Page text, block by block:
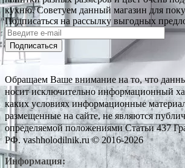
кухню. Советуем данный магазин для
Подписаться на рассылку выгодных
Подписаться
Обращаем Ваше внимание на то, что
носит исключительно информационный
каких условиях информационные
размещенные на сайте, не являются
определяемой положениями Статьи 437
РФ. vashholodilnik.ru © 2016-2026
Информация: